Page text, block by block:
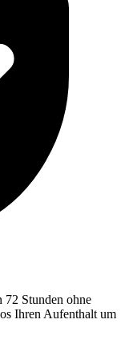
Stunden ohne
Ihren Aufenthalt um